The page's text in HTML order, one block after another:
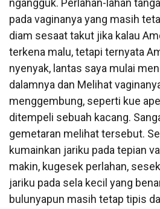
pada vaginanya yang masih
diam sesaat takut jika kalau
terkena malu, tetapi ternyata
nyenyak, lantas saya mulai
dalamnya dan Melihat
menggembung, seperti kue
ditempeli sebuah kacang.
gemetaran melihat tersebut.
kumainkan jariku pada tepian
makin, kugesek perlahan,
jariku pada sela kecil yang
bulunyapun masih tetap tipis